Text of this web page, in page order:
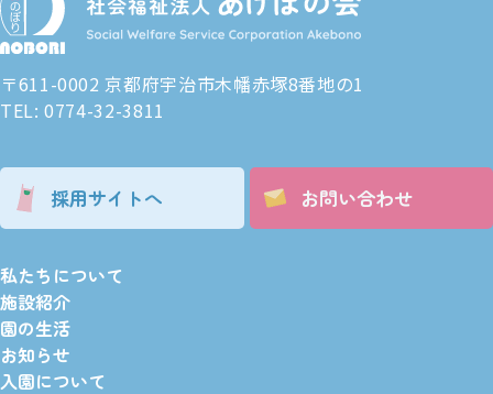
〒611-0002 京都府宇治市木幡赤塚8番地の1
TEL: 0774-32-3811
採用サイトへ お問い合わせ
私たちについて
施設紹介
園の生活
お知らせ
入園について